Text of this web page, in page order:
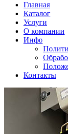
Главная
Каталог
Услуги
О компании
Инфо
Контакты